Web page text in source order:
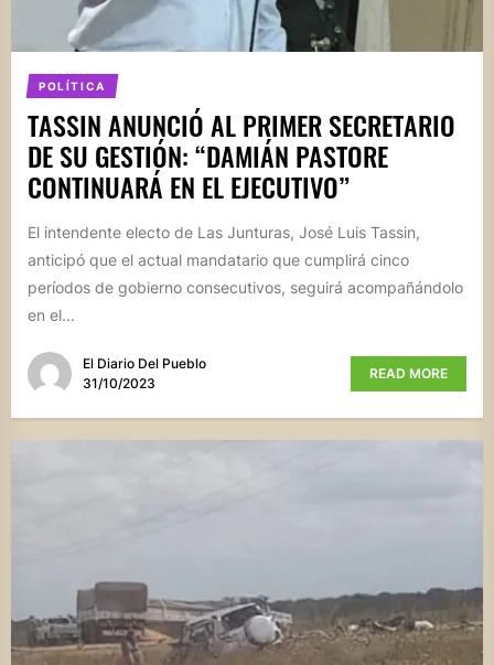
POLÍTICA
TASSIN ANUNCIÓ AL PRIMER SECRETARIO
DE SU GESTIÓN: “DAMIÁN PASTORE
CONTINUARÁ EN EL EJECUTIVO”
El intendente electo de Las Junturas, José Luis Tassin,
anticipó que el actual mandatario que cumplirá cinco
períodos de gobierno consecutivos, seguirá acompañándolo
en el...
El Diario Del Pueblo
31/10/2023
READ MORE